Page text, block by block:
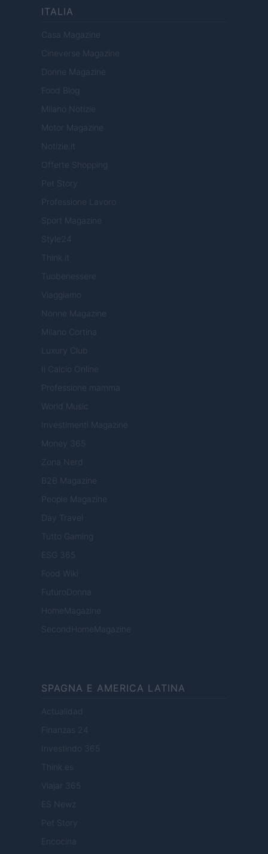
ITALIA
Casa Magazine
Cineverse Magazine
Donne Magazine
Food Blog
Milano Notizie
Motor Magazine
Notizie.it
Offerte Shopping
Pet Story
Professione Lavoro
Sport Magazine
Style24
Think.it
Tuobenessere
Viaggiamo
Nonne Magazine
Milano Cortina
Luxury Club
Il Calcio Online
Professione mamma
World Music
Investimenti Magazine
Money 365
Zona Nerd
B2B Magazine
People Magazine
Day Travel
Tutto Gaming
ESG 365
Food Wiki
FuturoDonna
HomeMagazine
SecondHomeMagazine
SPAGNA E AMERICA LATINA
Actualidad
Finanzas 24
Investindo 365
Think.es
Viajar 365
ES Newz
Pet Story
Encocina